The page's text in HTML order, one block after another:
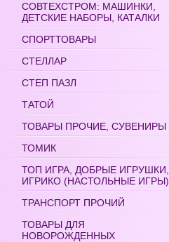
СОВТЕХСТРОМ: МАШИНКИ,
ДЕТСКИЕ НАБОРЫ, КАТАЛКИ
СПОРТТОВАРЫ
СТЕЛЛАР
СТЕП ПАЗЛ
ТАТОЙ
ТОВАРЫ ПРОЧИЕ, СУВЕНИРЫ
ТОМИК
ТОП ИГРА, ДОБРЫЕ ИГРУШКИ,
ИГРИКО (НАСТОЛЬНЫЕ ИГРЫ)
ТРАНСПОРТ ПРОЧИЙ
ТОВАРЫ ДЛЯ
НОВОРОЖДЕННЫХ